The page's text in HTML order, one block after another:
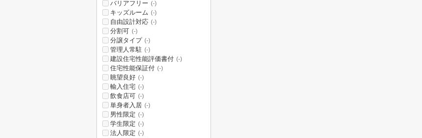
バリアフリー (-)
キッズルーム (-)
自由設計対応 (-)
分割可 (-)
分譲タイプ (-)
管理人常駐 (-)
建設住宅性能評価書付 (-)
住宅性能保証付 (-)
眺望良好 (-)
輸入住宅 (-)
飲食店可 (-)
単身者入居 (-)
男性限定 (-)
学生限定 (-)
法人限定 (-)